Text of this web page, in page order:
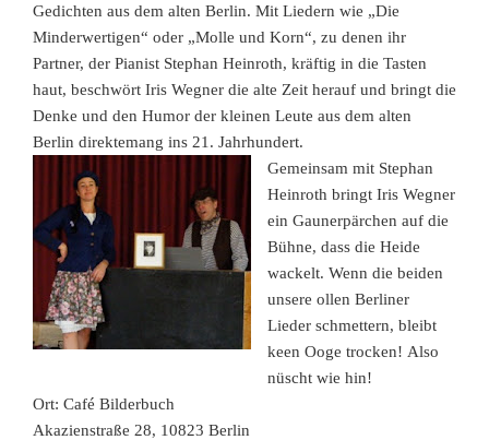
Gedichten aus dem alten Berlin. Mit Liedern wie „Die
Minderwertigen“ oder „Molle und Korn“, zu denen ihr
Partner, der Pianist Stephan Heinroth, kräftig in die Tasten
haut, beschwört Iris Wegner die alte Zeit herauf und bringt die
Denke und den Humor der kleinen Leute aus dem alten
Berlin direktemang ins 21. Jahrhundert.
Gemeinsam mit Stephan
Heinroth bringt Iris Wegner
ein Gaunerpärchen auf die
Bühne, dass die Heide
wackelt. Wenn die beiden
unsere ollen Berliner
Lieder schmettern, bleibt
keen Ooge trocken! Also
nüscht wie hin!
Ort: Café Bilderbuch
Akazienstraße 28, 10823 Berlin